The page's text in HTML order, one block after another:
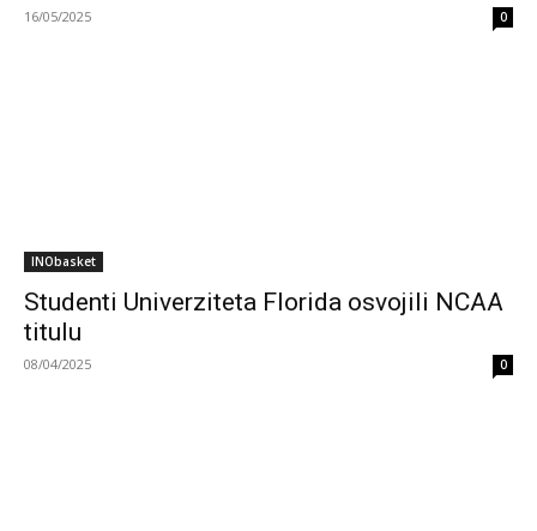
16/05/2025 0
INObasket
Studenti Univerziteta Florida osvojili NCAA
titulu
08/04/2025 0